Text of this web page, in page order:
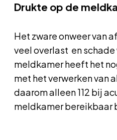
Drukte op de
Het zware onweer van
veel overlast en
meldkamer heeft het
met het verwerken van
daarom alleen 112 bij
meldkamer bereikbaar